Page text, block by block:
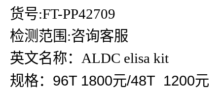
货号:FT-PP42709
检测范围:咨询客服
英文名称：ALDC elisa kit
规格：96T 1800元/48T 1200元